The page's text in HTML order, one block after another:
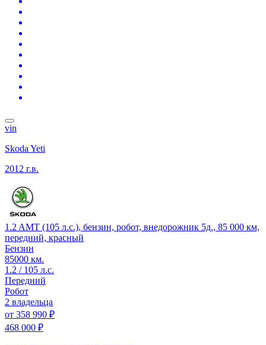
vin
Skoda Yeti
2012 г.в.
1.2 AMT (105 л.с.), бензин, робот, внедорожник 5д., 85 000 км,
передний, красный
Бензин
85000 км.
1.2 / 105 л.с.
Передний
Робот
2 владельца
от 358 990 ₽
468 000 ₽